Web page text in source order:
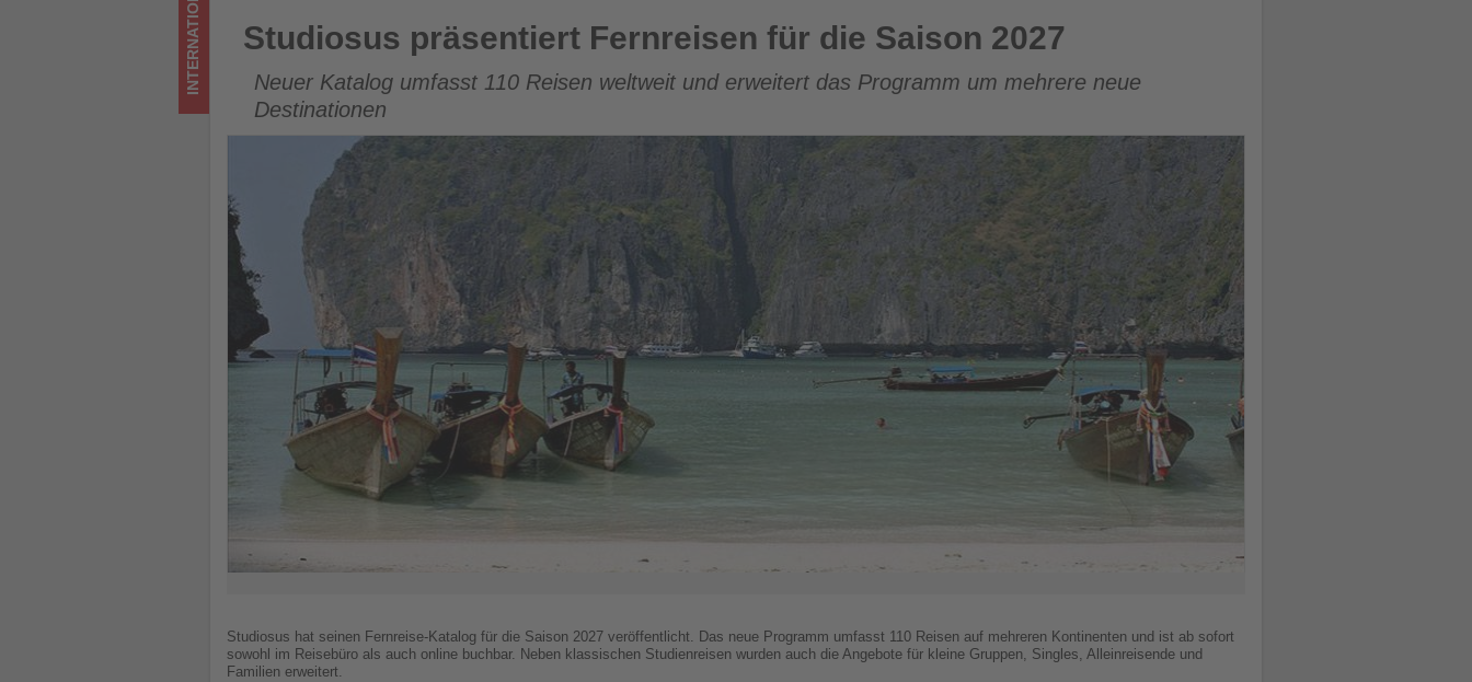
Studiosus präsentiert Fernreisen für die Saison 2027
INTERNATIONAL Studiosus präsentiert Fernreisen für die Saison 2027
Neuer Katalog umfasst 110 Reisen weltweit und erweitert das Programm um mehrere neue
Destinationen
Studiosus hat seinen Fernreise-Katalog für die Saison 2027 veröffentlicht. Das neue Programm umfasst 110 Reisen auf mehreren Kontinenten und ist ab sofort
sowohl im Reisebüro als auch online buchbar. Neben klassischen Studienreisen wurden auch die Angebote für kleine Gruppen, Singles, Alleinreisende und
Familien erweitert.